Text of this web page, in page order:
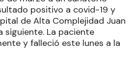
positivo a covid-19 y
de Alta Complejidad Juan
siguiente. La paciente
y falleció este lunes a la